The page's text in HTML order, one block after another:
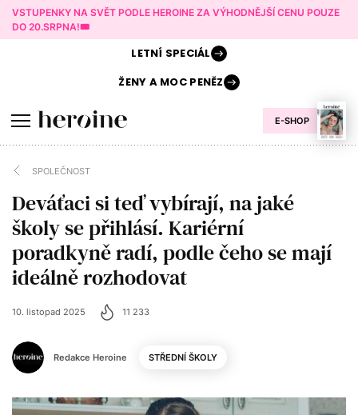
VSTUPENKY NA SVĚT PODLE HEROINE ZA VÝHODNĚJŠÍ CENU POUZE
DO 20.SRPNA!🎟️
E-SHOP
LETNÍ SPECIÁL
ŽENY AMOC PENĚZ
SPOLEČNOST
Deváťaci si teď vybírají, na jaké
školy se přihlásí. Kariérní
poradkyně radí, podle čeho se mají
ideálně rozhodovat
Redakce Heroine
10. listopad 2025 11 233
STŘEDNÍ ŠKOLY